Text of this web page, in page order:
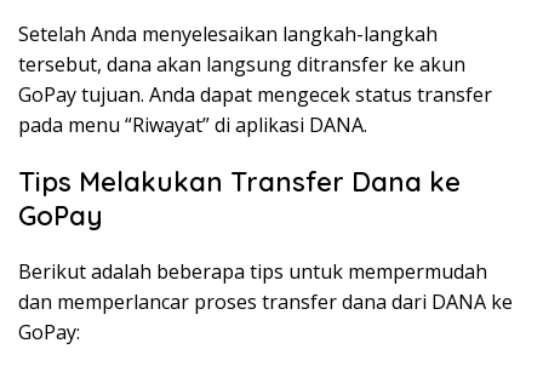
Setelah Anda menyelesaikan langkah-langkah
tersebut, dana akan langsung ditransfer ke akun
GoPay tujuan. Anda dapat mengecek status transfer
pada menu “Riwayat” di aplikasi DANA.
Tips Melakukan Transfer Dana ke
GoPay
Berikut adalah beberapa tips untuk mempermudah
dan memperlancar proses transfer dana dari DANA ke
GoPay: